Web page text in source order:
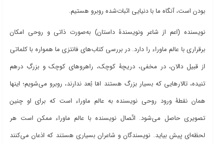
بودن است، آنگاه ما با دنیایی اثباتشده روبرو هستیم.
نویسنده (اعم از شاعر ونویسندۀ داستان) بهصورت ذاتی و روحی امکان
برقراری با عالم ماوراء را دارد. در بررسی کتابهای فانتزی ما همواره با کلماتی
از قبیل دالان، در مخفی، دریچۀ کوچک، راهروهای کوچک و بزرگِ درهم
تنیده، تالارهایی که بسیار بزرگ هستند امّا بُعد ندارند، روبرو میشویم؛ اینها
همان نقطۀ ورود روحی نویسنده به عالم ماوراء است که برای او چنین
تصویری حاصل میشود. اتّصال نویسنده با عالم ماوراء ممکن است هر
لحظهای پیش بیاید. نویسندگان و شاعران بسیاری هستند که اذعان میکنند